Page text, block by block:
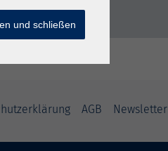
AGB Newsletter
und schließen